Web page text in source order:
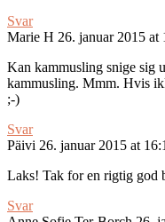
Svar
Marie H 26. januar 2015 at
Kan kammusling snige sig
kammusling. Mmm. Hvis
;-)
Svar
Päivi 26. januar 2015 at
Laks! Tak for en rigtig god
Svar